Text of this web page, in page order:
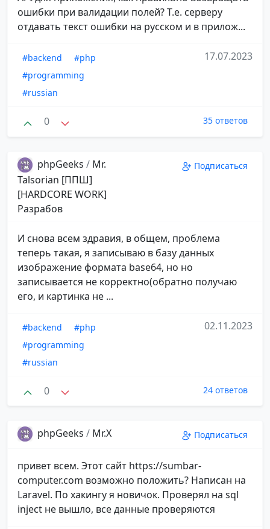
ошибки при валидации полей? Т.е. серверу
отдавать текст ошибки на русском и в прилож...
#backend
#php
#programming
#russian
17.07.2023
0 35 ответов
phpGeeks / Mr.
Talsorian [ППШ]
[HARDCORE WORK]
Разрабов
Подписаться
И снова всем здравия, в общем, проблема
теперь такая, я записываю в базу данных
изображение формата base64, но но
записывается не корректно(обратно получаю
его, и картинка не ...
#backend
#php
#programming
#russian
02.11.2023
0 24 ответов
phpGeeks / Mr.X Подписаться
привет всем. Этот сайт https://sumbar-
computer.com возможно положить? Написан на
Laravel. По хакингу я новичок. Проверял на sql
inject не вышло, все данные проверяются